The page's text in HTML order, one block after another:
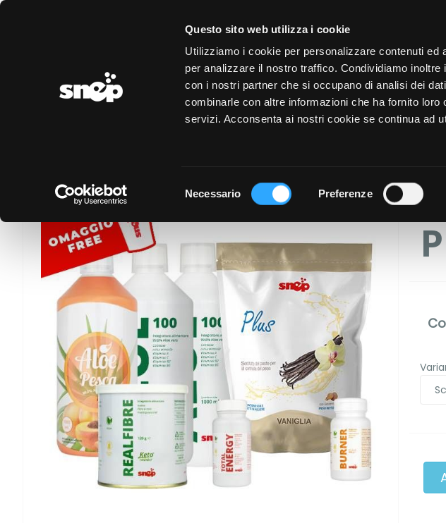
Questo sito web utilizza i cookie
Utilizziamo i cookie per personalizzare contenuti ed
per analizzare il nostro traffico. Condividiamo
con i nostri partner che si occupano di analisi dei
combinarle con altre informazioni che ha fornito
servizi. Acconsenta ai nostri cookie se continua ad
Necessario Preferenze